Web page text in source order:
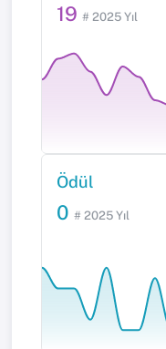
19 # 2025 Yıl
Ödül
0 # 2025 Yıl